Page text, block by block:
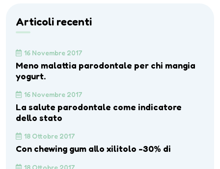
Articoli recenti
16 Novembre 2017
Meno malattia parodontale per chi mangia
yogurt.
16 Novembre 2017
La salute parodontale come indicatore
dello stato
18 Ottobre 2017
Con chewing gum allo xilitolo -30% di
18 Ottobre 2017